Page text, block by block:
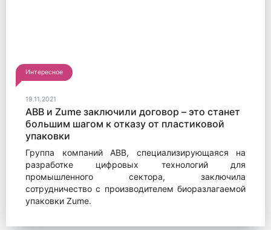
Интересное
19.11.2021
ABB и Zume заключили договор – это станет
большим шагом к отказу от пластиковой
упаковки
Группа компаний ABB, специализирующаяся на
разработке цифровых технологий для
промышленного сектора, заключила
сотрудничество с производителем биоразлагаемой
упаковки Zume.